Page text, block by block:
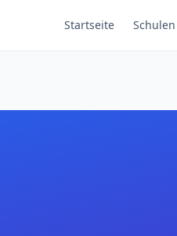
Startseite Schulen